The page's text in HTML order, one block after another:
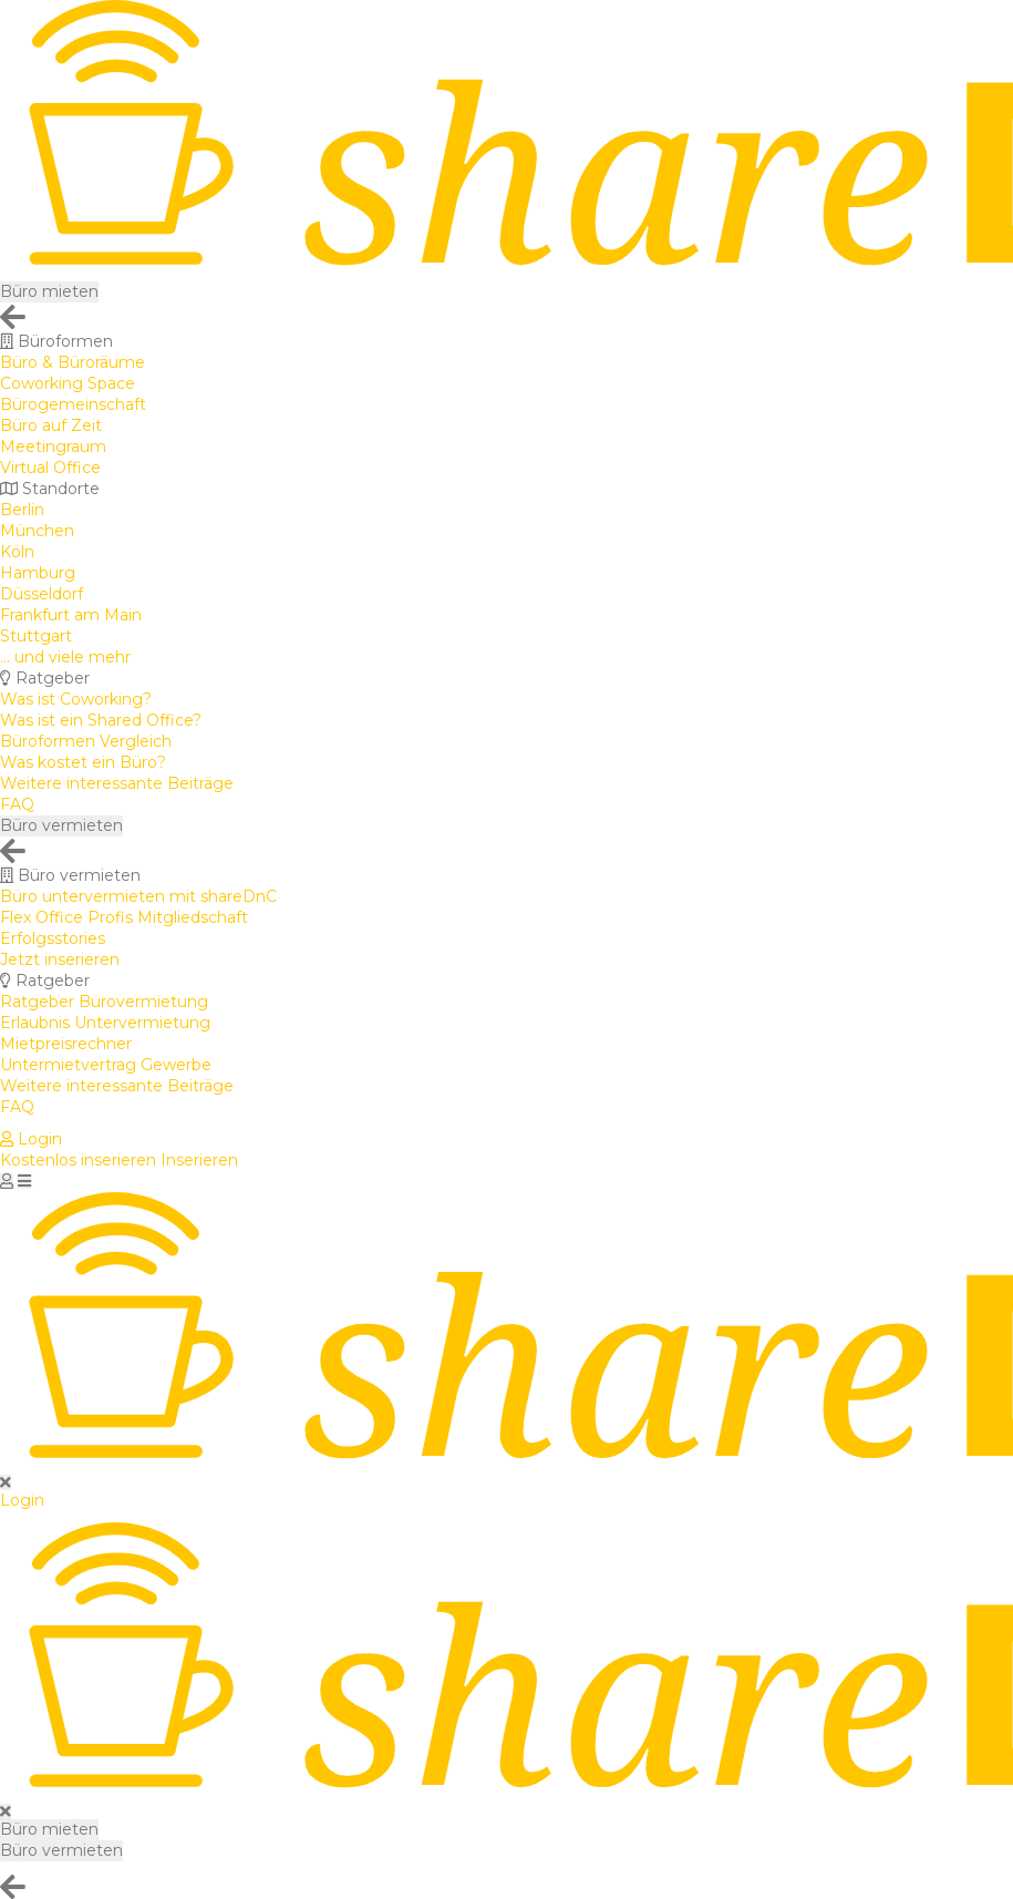
Büro mieten
Büroformen
Büro & Büroräume
Coworking Space
Bürogemeinschaft
Büro auf Zeit
Meetingraum
Virtual Office
Standorte
Berlin
München
Köln
Hamburg
Düsseldorf
Frankfurt am Main
Stuttgart
... und viele mehr
Ratgeber
Was ist Coworking?
Was ist ein Shared Office?
Büroformen Vergleich
Was kostet ein Büro?
Weitere interessante Beiträge
FAQ
Büro vermieten
Büro vermieten
Büro untervermieten mit shareDnC
Flex Office Profis Mitgliedschaft
Erfolgsstories
Jetzt inserieren
Ratgeber
Ratgeber Bürovermietung
Erlaubnis Untervermietung
Mietpreisrechner
Untermietvertrag Gewerbe
Weitere interessante Beiträge
FAQ
Login
Kostenlos inserieren Inserieren
Login
Büro mieten
Büro vermieten